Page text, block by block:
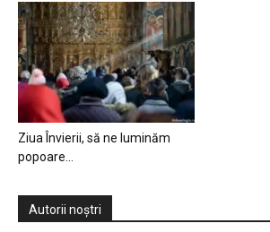
Ziua Învierii, să ne luminăm
popoare…
Autorii noștri